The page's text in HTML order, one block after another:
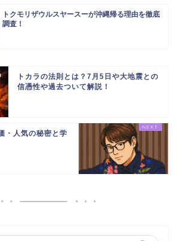
トクモリザウルスヤースーが沖縄帰る理由を徹底
調査！
トカラの法則とは？7月5日や大地震との
信憑性や過去ついて解説！
・人気の秘密と学